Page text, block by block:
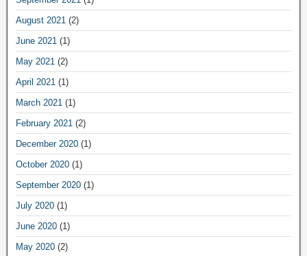
August 2021 (2)
June 2021 (1)
May 2021 (2)
April 2021 (1)
March 2021 (1)
February 2021 (2)
December 2020 (1)
October 2020 (1)
September 2020 (1)
July 2020 (1)
June 2020 (1)
May 2020 (2)